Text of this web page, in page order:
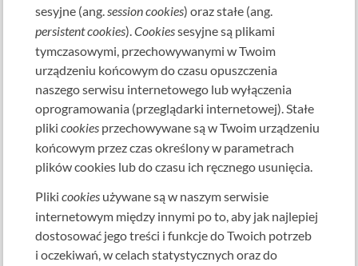
sesyjne (ang.session cookies) oraz stałe (ang.
persistent cookies).Cookiessesyjne są plikami
tymczasowymi, przechowywanymi w Twoim
urządzeniu końcowym do czasu opuszczenia
naszego serwisu internetowego lub wyłączenia
oprogramowania (przeglądarki internetowej). Stałe
plikicookies przechowywane są w Twoim urządzeniu
końcowym przez czas określony w parametrach
plików cookies lub do czasu ich ręcznego usunięcia.
Plikicookies używane są w naszym serwisie
internetowym między innymi po to, aby jak najlepiej
dostosować jego treści i funkcje do Twoich potrzeb
i oczekiwań, w celach statystycznych oraz do